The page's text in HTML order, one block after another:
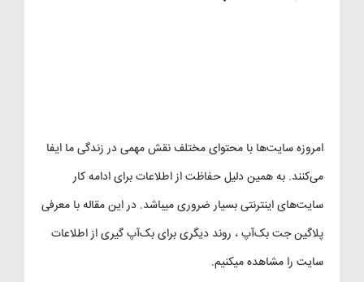
امروزه سایت‌ها با محتوای مختلف نقش مهمی در زندگی ما ایفا
می‌کنند. به همین دلیل حفاظت از اطلاعات برای ادامه کار
سایت‌های اینترنتی بسیار ضروری میباشد. در این مقاله با معرفی
پلاگین جت بک‌آپ ، روند دیگری برای بک‌آپ گیری از اطلاعات
سایت را مشاهده میکنیم.